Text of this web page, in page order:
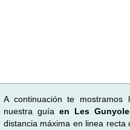
A continuación te mostramos
nuestra guía en Les
distancia máxima en linea